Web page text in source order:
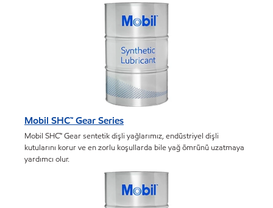
Mobil SHC™ Gear Series
Mobil SHC™ Gear sentetik dişli yağlarımız, endüstriyel dişli
kutularını korur ve en zorlu koşullarda bile yağ ömrünü uzatmaya
yardımcı olur.